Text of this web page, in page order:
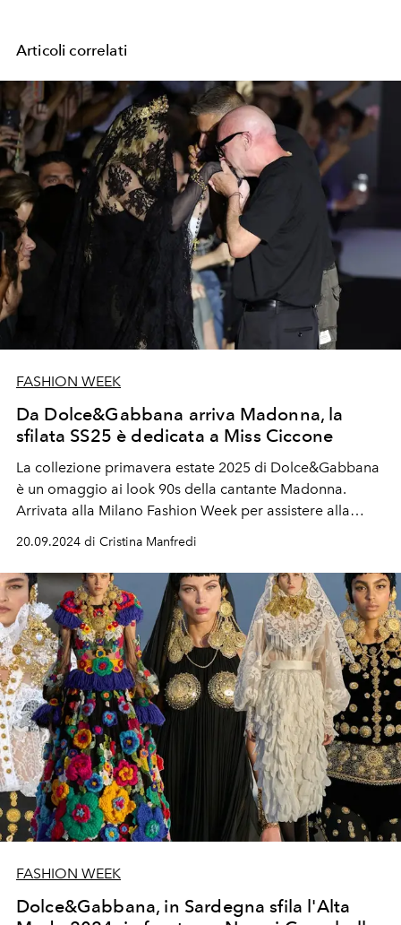
Articoli correlati
FASHION WEEK
Da Dolce&Gabbana arriva Madonna, la
sfilata SS25 è dedicata a Miss Ciccone
La collezione primavera estate 2025 di Dolce&Gabbana
è un omaggio ai look 90s della cantante Madonna.
Arrivata alla Milano Fashion Week per assistere alla
sfilata di Domenico Dolce e Stefano Gabbana.
20.09.2024 di Cristina Manfredi
FASHION WEEK
Dolce&Gabbana, in Sardegna sfila l'Alta